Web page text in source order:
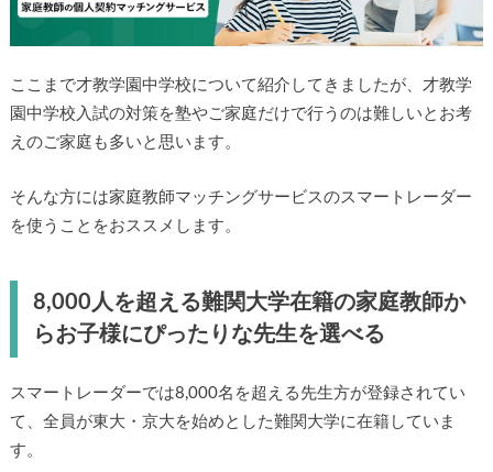
ここまで才教学園中学校について紹介してきましたが、才教学
園中学校入試の対策を塾やご家庭だけで行うのは難しいとお考
えのご家庭も多いと思います。
そんな方には家庭教師マッチングサービスのスマートレーダー
を使うことをおススメします。
8,000人を超える難関大学在籍の家庭教師か
らお子様にぴったりな先生を選べる
スマートレーダーでは8,000名を超える先生方が登録されてい
て、全員が東大・京大を始めとした難関大学に在籍していま
す。